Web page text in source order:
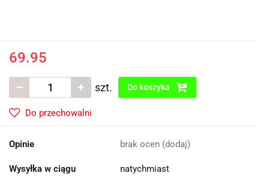
69.95
szt. Do koszyka
Do przechowalni
Opinie brak ocen (dodaj)
Wysyłka w ciągu natychmiast